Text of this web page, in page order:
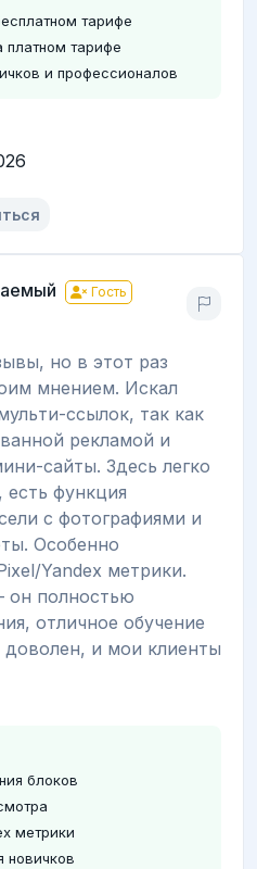
тарифе
платном тарифе
и профессионалов
Гость
но в этот раз
мнением. Искал
ссылок, так как
рекламой и
сайты. Здесь легко
есть функция
с фотографиями и
Особенно
Yandex метрики.
он полностью
отличное обучение
и мои клиенты
блоков
метрики
новичков